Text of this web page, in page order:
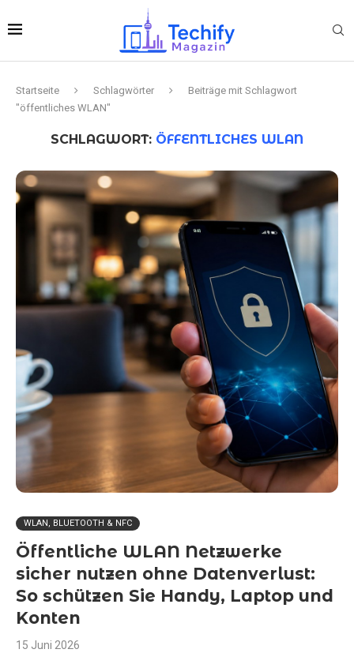
Startseite Schlagwörter
Beiträge mit Schlagwort
"öffentliches WLAN"
SCHLAGWORT: ÖFFENTLICHES WLAN
WLAN, BLUETOOTH & NFC
Öffentliche WLAN Netzwerke
sicher nutzen ohne Datenverlust:
So schützen Sie Handy, Laptop und
Konten
15 Juni 2026